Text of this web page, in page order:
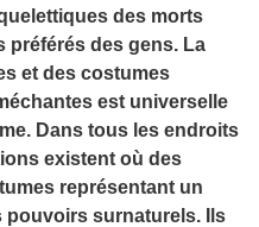
des morts
préférés des gens. La
et des costumes
est universelle
Dans tous les endroits
existent où des
représentant un
pouvoirs surnaturels. Ils